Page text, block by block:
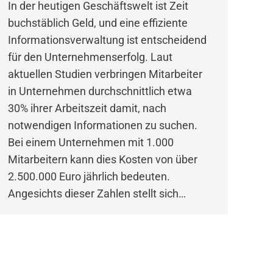
In der heutigen Geschäftswelt ist Zeit
buchstäblich Geld, und eine effiziente
Informationsverwaltung ist entscheidend
für den Unternehmenserfolg. Laut
aktuellen Studien verbringen Mitarbeiter
in Unternehmen durchschnittlich etwa
30% ihrer Arbeitszeit damit, nach
notwendigen Informationen zu suchen.
Bei einem Unternehmen mit 1.000
Mitarbeitern kann dies Kosten von über
2.500.000 Euro jährlich bedeuten.
Angesichts dieser Zahlen stellt sich…